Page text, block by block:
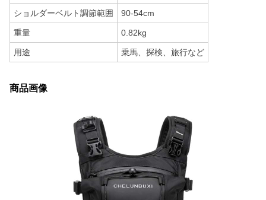
ショルダーベルト調節範囲 90-54cm
重量 0.82kg
用途 乗馬、探検、旅行など
商品画像